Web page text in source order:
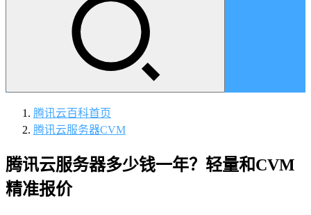
腾讯云百科首页
腾讯云服务器CVM
腾讯云服务器多少钱一年？轻量和CVM
精准报价